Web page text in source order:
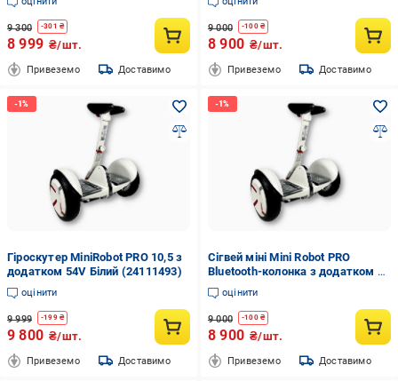
9 300 -301 ₴
8 999 ₴/шт.
Привеземо Доставимо
9 000 -100₴
8 900 ₴/шт.
Привеземо Доставимо
Гіроскутер MiniRobot PRO 10,5 з
додатком 54V Білий (24111493)
оцінити
9 999 -199₴
9 800 ₴/шт.
Привеземо Доставимо
Сігвей міні Mini Robot PRO
Bluetooth-колонка з додатком d
10,5 Білий (36V)
оцінити
9 000 -100₴
8 900 ₴/шт.
Привеземо Доставимо